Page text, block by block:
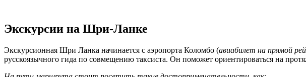
Экскурсии на Шри-Ланке
Экскурсионная Шри Ланка начинается с аэропорта Коломбо (авиабилет на прямой
русскоязычного гида по совмещению таксиста. Он поможет ориентироваться на